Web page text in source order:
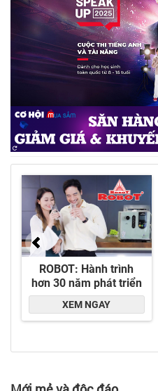
Tiếng nói là sức mạnh là
- Ảnh: ILA